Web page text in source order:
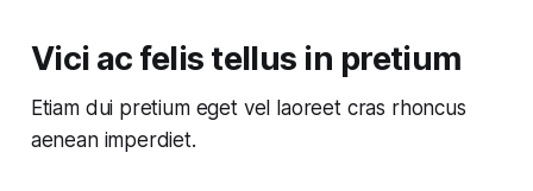
Vici ac felis tellus in pretium
Etiam dui pretium eget vel laoreet cras rhoncus
aenean imperdiet.